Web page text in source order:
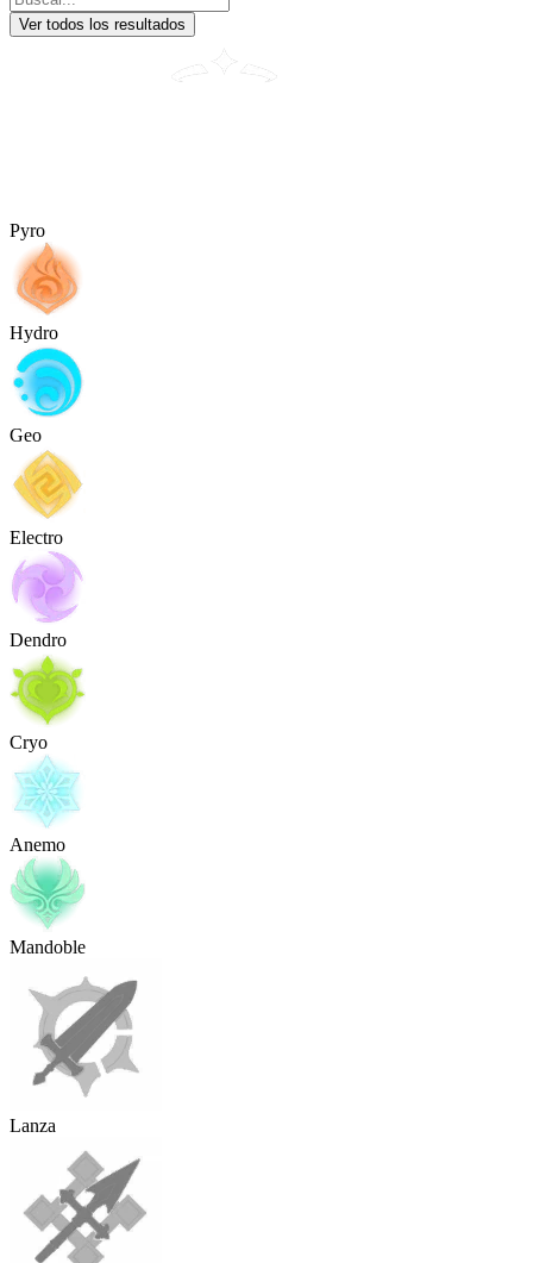
Ver todos los resultados
Pyro
Hydro
Geo
Electro
Dendro
Cryo
Anemo
Mandoble
Lanza